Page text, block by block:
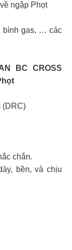
ngập Phọt
bình gas, … các
BC CROSS
(DRC)
chắn.
bền, và chịu